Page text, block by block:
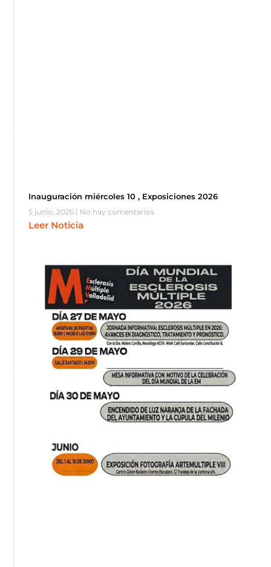
Inauguración miércoles 10 , Exposiciones 2026
5 junio, 2026 No hay comentarios
Leer Noticia